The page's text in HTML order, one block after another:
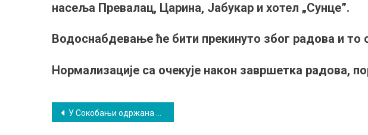
у
насеља Превалац, Царина, Јабукар и хотел „Сунце”.
Водоснабдевање ће бити прекинуто због радова и то
Нормализације са очекује након завршетка радова,
Кретање
У Сокобањи одржана 43. Конференција „Знање без граница”